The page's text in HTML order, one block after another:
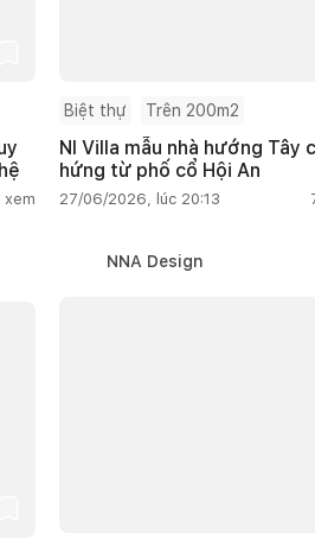
xem
Biệt thự Trên 200m2
NI Villa mẫu nhà hướng Tây
hứng từ phố cổ Hội An
27/06/2026, lúc 20:13
NNA Design